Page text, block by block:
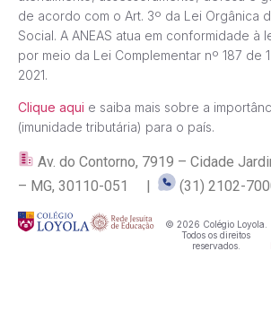
de acordo com o Art. 3º da Lei Orgânica
Social. A ANEAS atua em conformidade à
por meio da Lei Complementar nº 187 de
2021.
Clique aqui e saiba mais sobre a
(imunidade tributária) para o país.
Av. do Contorno, 7919 – Cidade
– MG, 30110-051 |
(31) 2102-
© 2026 Colégio Loyola.
Todos os direitos
reservados.